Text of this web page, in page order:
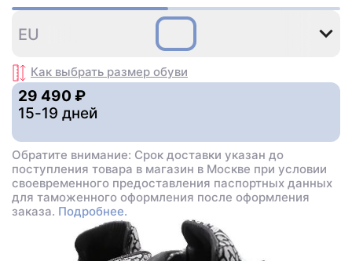
EU
Как выбрать размер обуви
29 490 ₽
15-19 дней
Обратите внимание: Срок доставки указан до
поступления товара в магазин в Москве при условии
своевременного предоставления паспортных данных
для таможенного оформления после оформления
заказа. Подробнее.